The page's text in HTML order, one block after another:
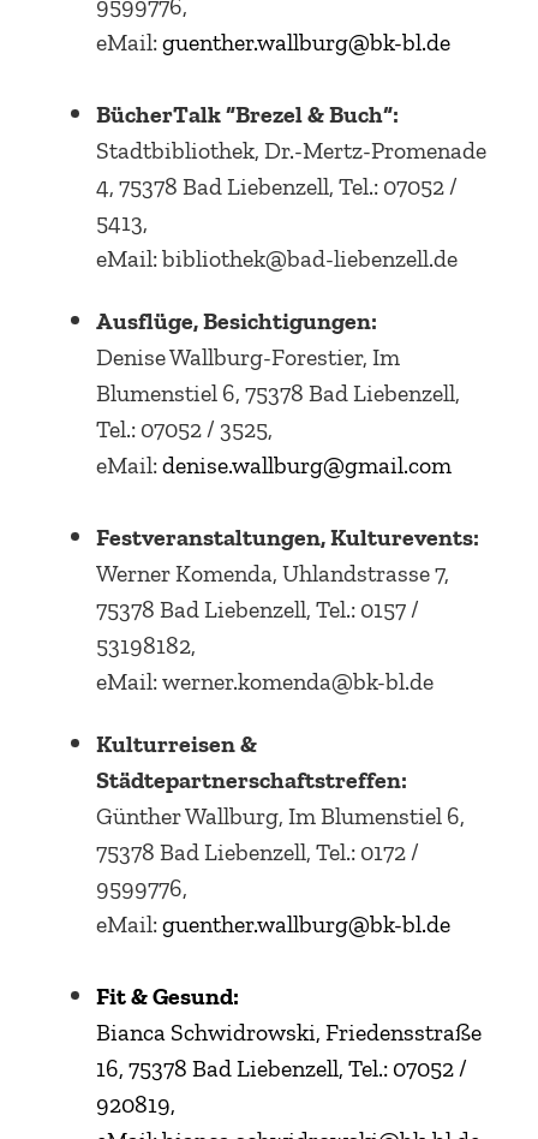
9599776,
eMail:guenther.wallburg@bk-bl.de
BücherTalk “Brezel & Buch“:
Stadtbibliothek, Dr.-Mertz-Promenade
4, 75378 Bad Liebenzell, Tel.: 07052 /
5413,
eMail: bibliothek@bad-liebenzell.de
Ausflüge, Besichtigungen:
Denise Wallburg-Forestier, Im
Blumenstiel 6, 75378 Bad Liebenzell,
Tel.: 07052 / 3525,
eMail:denise.wallburg@gmail.com
Festveranstaltungen, Kulturevents:
Werner Komenda, Uhlandstrasse 7,
75378 Bad Liebenzell, Tel.: 0157 /
53198182,
eMail: werner.komenda@bk-bl.de
Kulturreisen &
Städtepartnerschaftstreffen:
Günther Wallburg, Im Blumenstiel 6,
75378 Bad Liebenzell, Tel.: 0172 /
9599776,
eMail:guenther.wallburg@bk-bl.de
Fit & Gesund:
Bianca Schwidrowski, Friedensstraße
16, 75378 Bad Liebenzell, Tel.: 07052 /
920819,